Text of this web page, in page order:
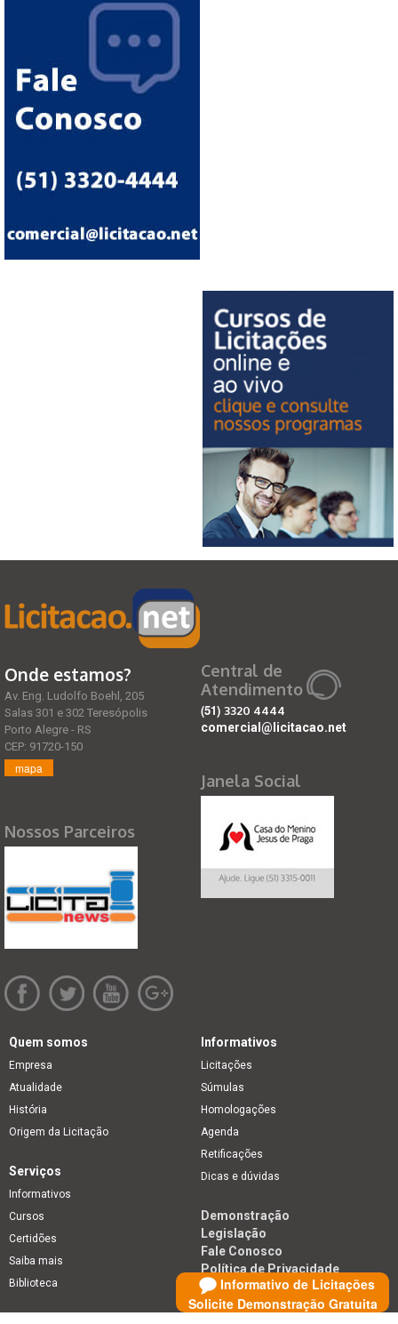
Informativo de Licitações
Solicite Demonstração Gratuita
Onde estamos?
Av. Eng. Ludolfo Boehl, 205
Salas 301 e 302 Teresópolis
Porto Alegre - RS
CEP: 91720-150
mapa
Nossos Parceiros
Central de
Atendimento
(51) 3320 4444
comercial@licitacao.net
Janela Social
Quem somos
Empresa
Atualidade
História
Origem da Licitação
Informativos
Licitações
Súmulas
Homologações
Agenda
Retificações
Dicas e dúvidas
Serviços
Informativos
Cursos
Certidões
Saiba mais
Biblioteca
Demonstração
Legislação
Fale Conosco
Política de Privacidade